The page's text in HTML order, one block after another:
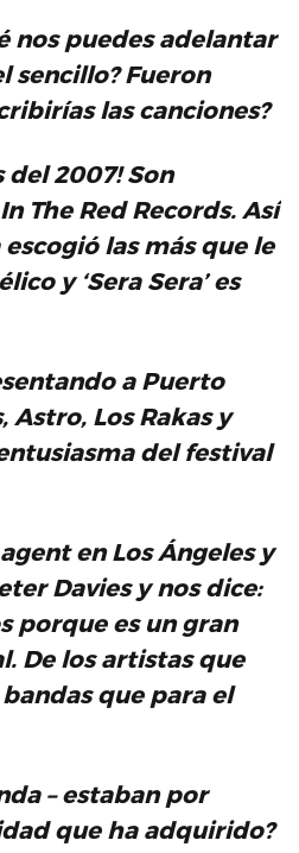
nos puedes adelantar
sencillo? Fueron
las canciones?
del 2007! Son
In The Red Records. Así
las más que le
y ‘Sera Sera’ es
a Puerto
Los Rakas y
del festival
en Los Ángeles y
Davies y nos dice:
porque es un gran
De los artistas que
que para el
– estaban por
que ha adquirido?